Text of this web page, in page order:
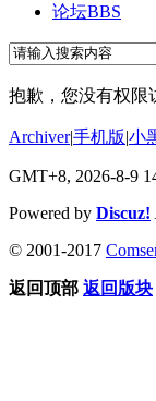
论坛BBS
抱歉，您没有权限
Archiver|手机版|小
GMT+8, 2026-8-9
Powered by Discuz!
© 2001-2017
返回顶部 返回版块